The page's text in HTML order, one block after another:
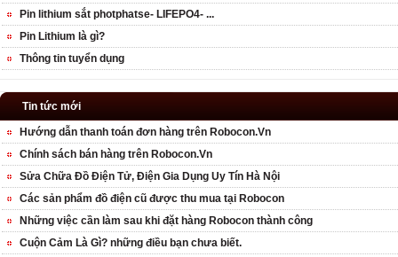
Pin lithium sắt photphatse- LIFEPO4- ...
Pin Lithium là gì?
Thông tin tuyển dụng
Tin tức mới
Hướng dẫn thanh toán đơn hàng trên Robocon.Vn
Chính sách bán hàng trên Robocon.Vn
Sửa Chữa Đồ Điện Tử, Điện Gia Dụng Uy Tín Hà Nội
Các sản phẩm đồ điện cũ được thu mua tại Robocon
Những việc cần làm sau khi đặt hàng Robocon thành công
Cuộn Cảm Là Gì? những điều bạn chưa biết.